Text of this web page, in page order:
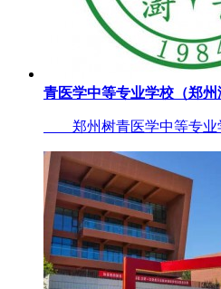
青医学中等专业学校（郑州
郑州树青医学中等专业